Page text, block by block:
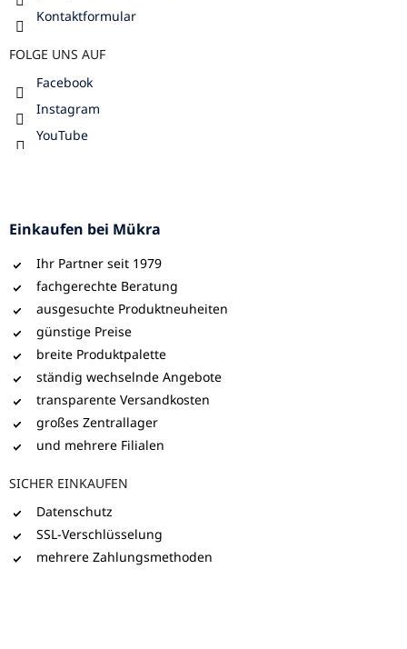
Kontaktformular
FOLGE UNS AUF
Facebook
Instagram
YouTube
Einkaufen bei Mükra
Ihr Partner seit 1979
fachgerechte Beratung
ausgesuchte Produktneuheiten
günstige Preise
breite Produktpalette
ständig wechselnde Angebote
transparente Versandkosten
großes Zentrallager
und mehrere Filialen
SICHER EINKAUFEN
Datenschutz
SSL-Verschlüsselung
mehrere Zahlungsmethoden